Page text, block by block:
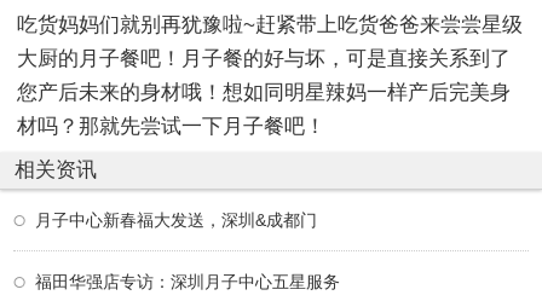
吃货妈妈们就别再犹豫啦~赶紧带上吃货爸爸来尝尝星级
大厨的月子餐吧！月子餐的好与坏，可是直接关系到了
您产后未来的身材哦！想如同明星辣妈一样产后完美身
材吗？那就先尝试一下月子餐吧！
相关资讯
月子中心新春福大发送，深圳&成都门
福田华强店专访：深圳月子中心五星服务